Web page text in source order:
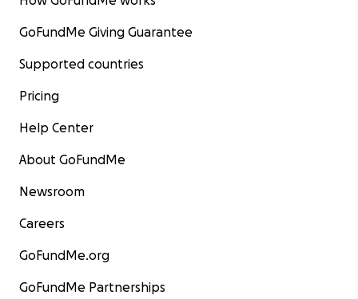
GoFundMe Giving Guarantee
Supported countries
Pricing
Help Center
About GoFundMe
Newsroom
Careers
GoFundMe.org
GoFundMe Partnerships